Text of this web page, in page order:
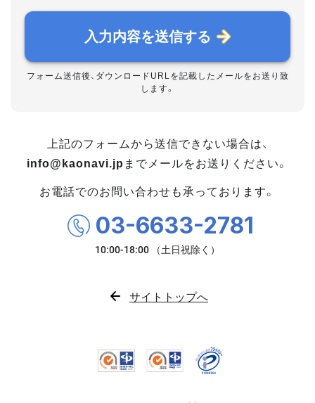
入力内容を送信する
フォーム送信後、ダウンロードURLを記載したメールをお送り致
します。
上記のフォームから送信できない場合は、
info@kaonavi.jp までメールをお送りください。
お電話でのお問い合わせも承っております。
03-6633-2781
サイトトップへ